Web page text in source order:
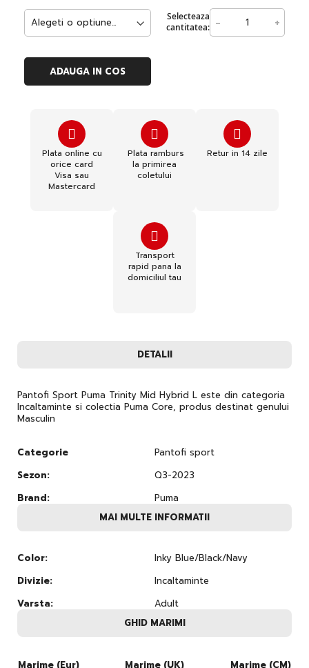
Selecteaza
cantitatea: - +
ADAUGA IN COS
Plata online cu
orice card
Visa sau
Mastercard
Plata ramburs
la primirea
coletului
Retur in 14 zile
Transport
rapid pana la
domiciliul tau
DETALII
Pantofi Sport Puma Trinity Mid Hybrid L este din categoria
Incaltaminte si colectia Puma Core, produs destinat genului
Masculin
Categorie
Pantofi sport
Sezon:
Q3-2023
Brand:
Puma
MAI MULTE INFORMATII
Color:
Inky Blue/Black/Navy
Divizie:
Incaltaminte
Varsta:
Adult
GHID MARIMI
Marime (Eur) Marime (UK)
Marime (CM)